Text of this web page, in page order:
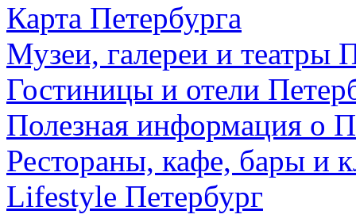
Карта Петербурга
Музеи, галереи и театры
Гостиницы и отели
Полезная информация о
Рестораны, кафе, бары и
Lifestyle Петербург